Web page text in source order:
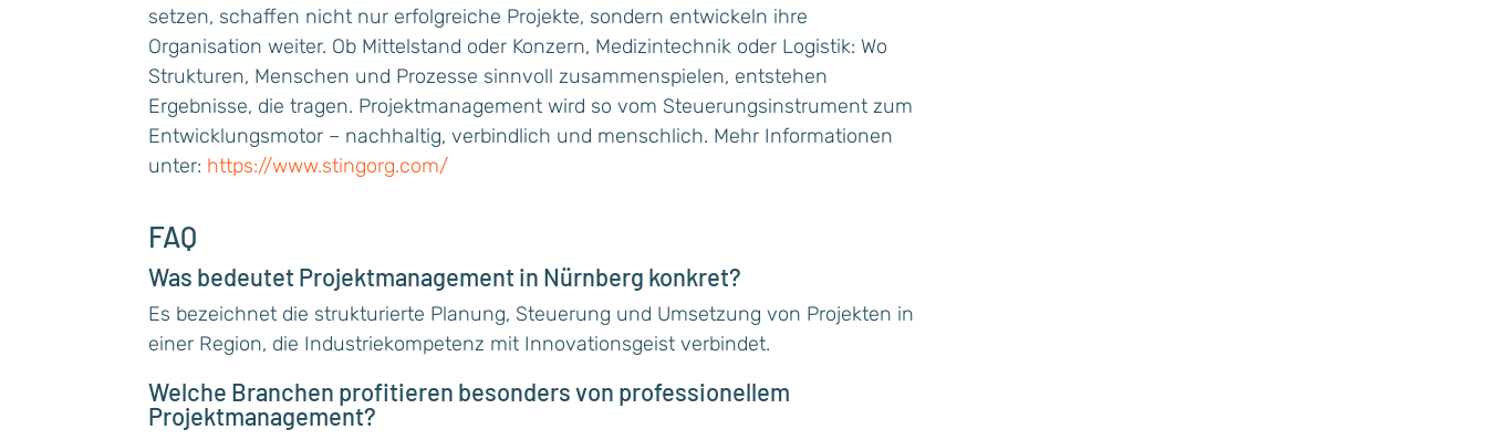
setzen, schaffen nicht nur erfolgreiche Projekte, sondern entwickeln ihre
Organisation weiter. Ob Mittelstand oder Konzern, Medizintechnik oder Logistik: Wo
Strukturen, Menschen und Prozesse sinnvoll zusammenspielen, entstehen
Ergebnisse, die tragen. Projektmanagement wird so vom Steuerungsinstrument zum
Entwicklungsmotor – nachhaltig, verbindlich und menschlich. Mehr Informationen
unter: https://www.stingorg.com/
FAQ
Was bedeutet Projektmanagement in Nürnberg konkret?
Es bezeichnet die strukturierte Planung, Steuerung und Umsetzung von Projekten in
einer Region, die Industriekompetenz mit Innovationsgeist verbindet.
Welche Branchen profitieren besonders von professionellem
Projektmanagement?